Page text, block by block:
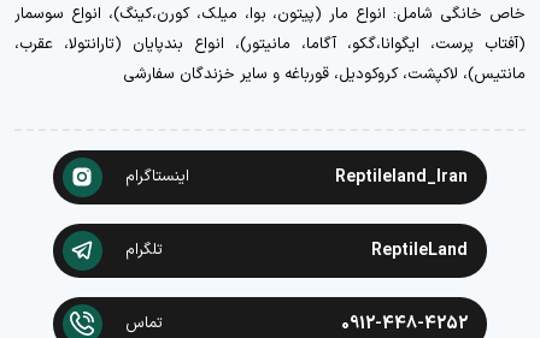
خاص خانگی شامل: انواع مار (پیتون، بوا، میلک، کورن،کینگ)، انواع سوسمار
(آفتاب پرست، ایگوانا،گکو، آگاما، مانیتور)، انواع بندپایان (تارانتولا، عقرب،
مانتیس)، لاکپشت، کروکودیل، قورباغه و سایر خزندگان سفارشی
Reptileland_Iran اینستاگرام
ReptileLand تلگرام
0912-448-4252 تماس